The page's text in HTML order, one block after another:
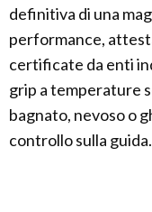
definitiva di una
performance,
certificate da enti
grip a temperature
bagnato, nevoso o
controllo sulla guida.